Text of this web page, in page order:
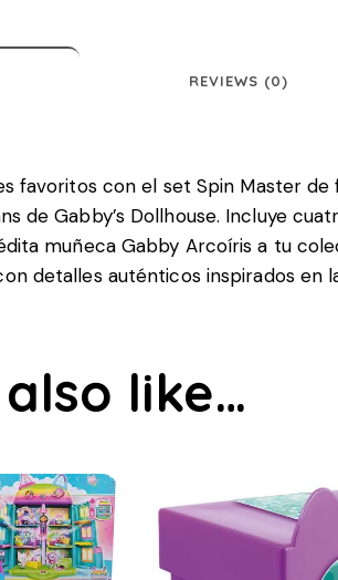
REVIEWS (0)
favoritos con el set Spin Master
de Gabby’s Dollhouse. Incluye
muñeca Gabby Arcoíris a tu
detalles auténticos inspirados en
like…